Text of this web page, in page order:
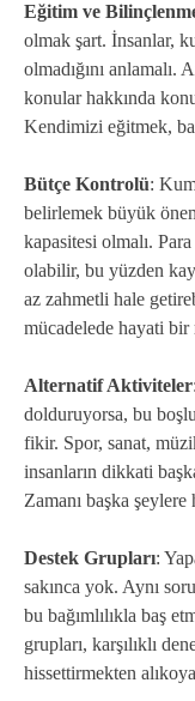
Eğitim ve
olmak şart. İnsanlar,
olmadığını
konular hakkında
Kendimizi eğitmek,
Bütçe Kontrolü:
belirlemek büyük
kapasitesi olmalı.
olabilir, bu yüzden
az zahmetli hale
mücadelede hayati bir
Alternatif Aktiviteler
dolduruyorsa, bu
fikir. Spor, sanat,
insanların dikkati
Zamanı başka
Destek Grupları:
sakınca yok. Aynı
bu bağımlılıkla baş
grupları, karşılıklı
hissettirmekten